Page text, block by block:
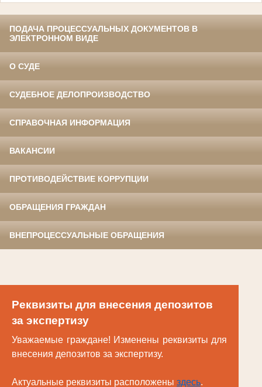
ПОДАЧА ПРОЦЕССУАЛЬНЫХ ДОКУМЕНТОВ В
ЭЛЕКТРОННОМ ВИДЕ
О СУДЕ
СУДЕБНОЕ ДЕЛОПРОИЗВОДСТВО
СПРАВОЧНАЯ ИНФОРМАЦИЯ
ВАКАНСИИ
ПРОТИВОДЕЙСТВИЕ КОРРУПЦИИ
ОБРАЩЕНИЯ ГРАЖДАН
ВНЕПРОЦЕССУАЛЬНЫЕ ОБРАЩЕНИЯ
Реквизиты для внесения депозитов
за экспертизу
Уважаемые граждане! Изменены реквизиты для
внесения депозитов за экспертизу.
Актуальные реквизиты расположеныздесь.